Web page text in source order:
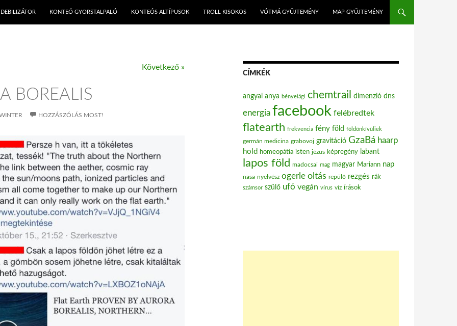
DEBILIZÁTOR
KONTEÓ GYORSTALPALÓ KONTEÓS ALTÍPUSOK TROLL KISOKOS VÓTMÁ GYŰJTEMÉNY MAP GYŰJTEMÉNY
Következő »
BOREALIS
HOZZÁSZÓLÁS MOST!
CÍMKÉK
angyal anya bényeiági chemtrail dimenzió dns
energia facebook felébredtek
flatearth frekvencia fény föld földönkívüliek
germán medicina grabovoj gravitáció GzaBá haarp
hold homeopátia isten jézus képregény labant
lapos föld madocsai mag magyar Mariann nap
nasa nyelvész ogerle oltás repülő rezgés rák
számsor szülő ufó vegán vírus víz írások